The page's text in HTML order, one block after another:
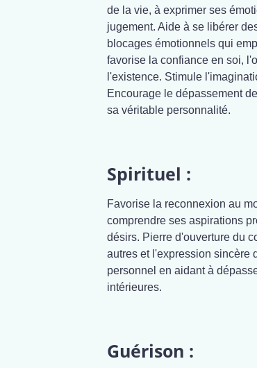
de la vie, à exprimer ses
jugement. Aide à se libérer
blocages émotionnels qui
favorise la confiance en soi,
l'existence. Stimule
Encourage le dépassement
sa véritable personnalité.
Spirituel :
Favorise la reconnexion au
comprendre ses aspirations
désirs. Pierre d'ouverture du
autres et l'expression sincère
personnel en aidant à
intérieures.
Guérison :